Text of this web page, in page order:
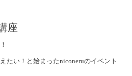
座
たい！と始まったniconeruのイベント